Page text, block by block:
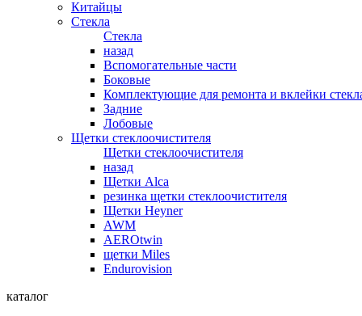
Китайцы
Стекла
Стекла
назад
Вспомогательные части
Боковые
Комплектующие для ремонта и вклейки
Задние
Лобовые
Щетки стеклоочистителя
Щетки стеклоочистителя
назад
Щетки Alca
резинка щетки стеклоочистителя
Щетки Heyner
AWM
AEROtwin
щетки Miles
Endurovision
каталог